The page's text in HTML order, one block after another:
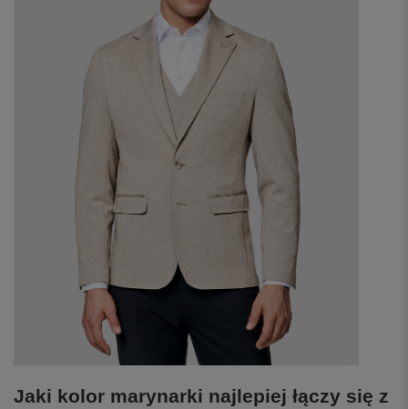
Jaki kolor marynarki najlepiej łączy się z